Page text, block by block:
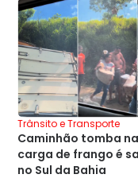
Trânsito e Transporte
Caminhão tomba na
carga de frango é
no Sul da Bahia